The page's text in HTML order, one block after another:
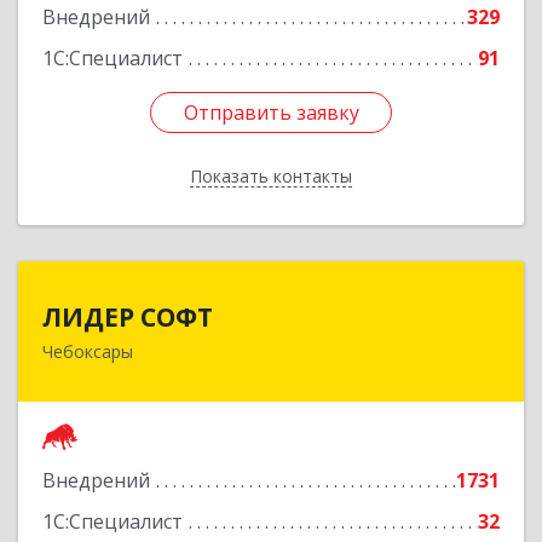
Внедрений
329
1С:Специалист
91
Отправить заявку
Показать контакты
Отправить заявку
Назад
ЛИДЕР СОФТ
Чебоксары
Внедрений
1731
1С:Специалист
32
428018, Чувашская Республика - Чувашия,
Подробнее